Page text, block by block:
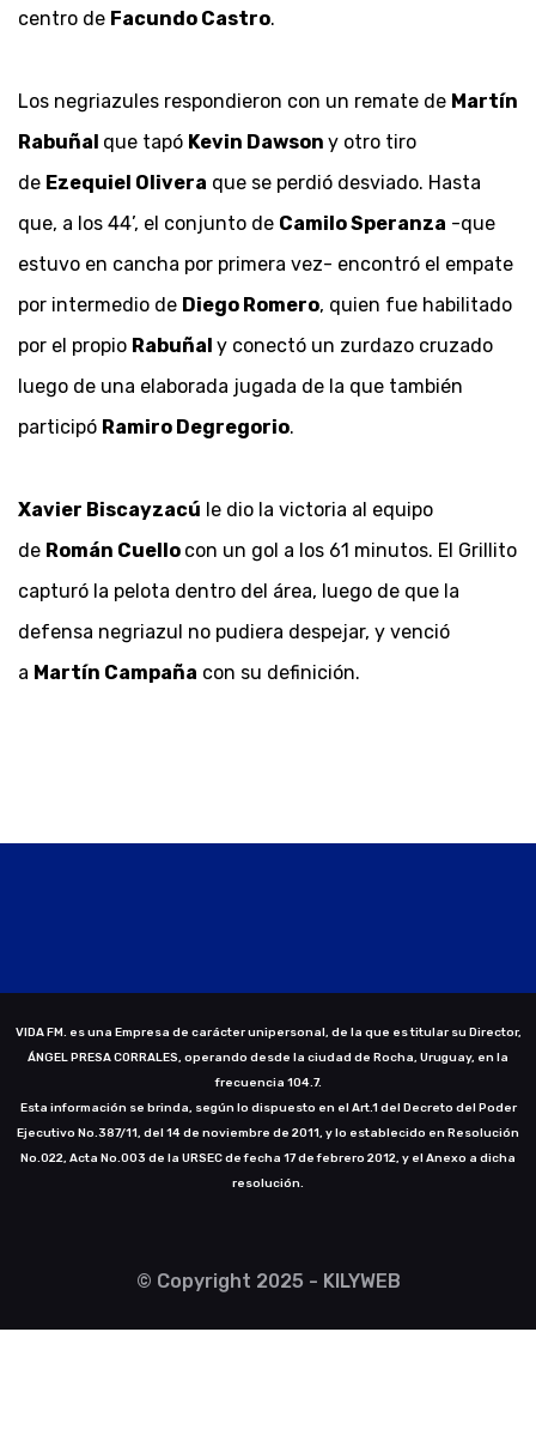
centro de Facundo Castro.
Los negriazules respondieron con un remate de Martín
Rabuñal que tapó Kevin Dawson y otro tiro
de Ezequiel Olivera que se perdió desviado. Hasta
que, a los 44’, el conjunto de Camilo Speranza -que
estuvo en cancha por primera vez- encontró el empate
por intermedio de Diego Romero, quien fue habilitado
por el propio Rabuñal y conectó un zurdazo cruzado
luego de una elaborada jugada de la que también
participó Ramiro Degregorio.
Xavier Biscayzacú le dio la victoria al equipo
de Román Cuello con un gol a los 61 minutos. El Grillito
capturó la pelota dentro del área, luego de que la
defensa negriazul no pudiera despejar, y venció
a Martín Campaña con su definición.
VIDA FM. es una Empresa de carácter unipersonal, de la que es titular su Director,
ÁNGEL PRESA CORRALES, operando desde la ciudad de Rocha, Uruguay, en la
frecuencia 104.7.
Esta información se brinda, según lo dispuesto en el Art.1 del Decreto del Poder
Ejecutivo No.387/11, del 14 de noviembre de 2011, y lo establecido en Resolución
No.022, Acta No.003 de la URSEC de fecha 17 de febrero 2012, y el Anexo a dicha
resolución.
© Copyright 2025 - KILYWEB